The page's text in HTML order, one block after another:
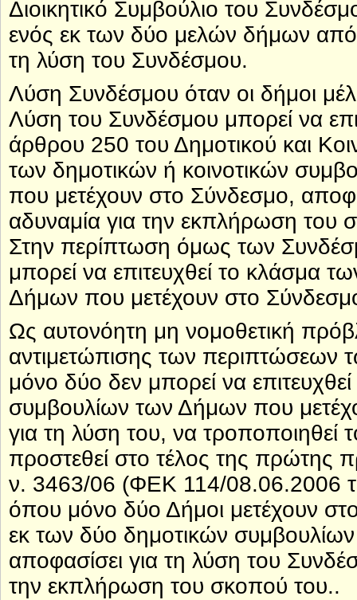
Διοικητικό Συμβούλιο του
ενός εκ των δύο μελών δήμων από
τη λύση του Συνδέσμου.
Λύση Συνδέσμου όταν οι δήμοι
Λύση του Συνδέσμου μπορεί να
άρθρου 250 του Δημοτικού και
των δημοτικών ή κοινοτικών
που μετέχουν στο Σύνδεσμο,
αδυναμία για την εκπλήρωση του
Στην περίπτωση όμως των
μπορεί να επιτευχθεί το κλάσμα
Δήμων που μετέχουν στο
Ως αυτονόητη μη νομοθετική
αντιμετώπισης των περιπτώσεων
μόνο δύο δεν μπορεί να
συμβουλίων των Δήμων που
για τη λύση του, να τροποποιηθεί
προστεθεί στο τέλος της πρώτης
ν. 3463/06 (ΦΕΚ 114/08.06.2006
όπου μόνο δύο Δήμοι μετέχουν
εκ των δύο δημοτικών
αποφασίσει για τη λύση του
την εκπλήρωση του σκοπού του..